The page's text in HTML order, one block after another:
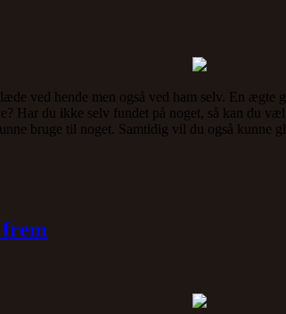
ved hende men også ved ham selv. En
Har du ikke selv fundet på noget, så kan du
bruge til noget. Samtidig vil du også kunne